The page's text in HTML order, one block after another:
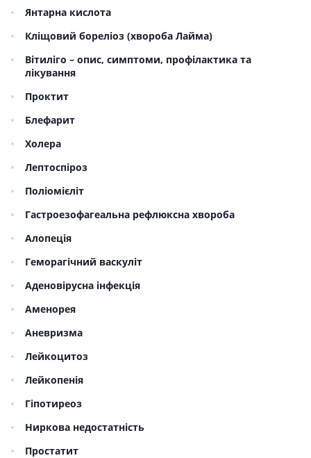
Янтарна кислота
Кліщовий бореліоз (хвороба Лайма)
Вітиліго – опис, симптоми, профілактика та
лікування
Проктит
Блефарит
Холера
Лептоспіроз
Поліомієліт
Гастроезофагеальна рефлюксна хвороба
Алопеція
Геморагічний васкуліт
Аденовірусна інфекція
Аменорея
Аневризма
Лейкоцитоз
Лейкопенія
Гіпотиреоз
Ниркова недостатність
Простатит